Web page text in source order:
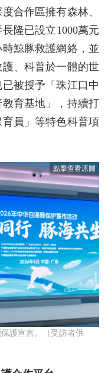
合作區擁有森林、
隆已設立1000萬元
鯨豚救護網絡，並
、科普於一體的世
被授予「珠江口中
育基地」，持續打
員」等特色科普項
護宣言。（受訪者供